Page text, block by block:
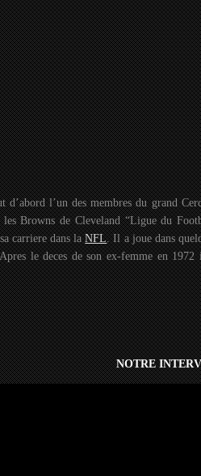
l’un des membres du grand
Browns de Cleveland “Ligue du
carriere dans laNFL. Il a joue dans
le deces de son ex-femme en 1972
NOTRE